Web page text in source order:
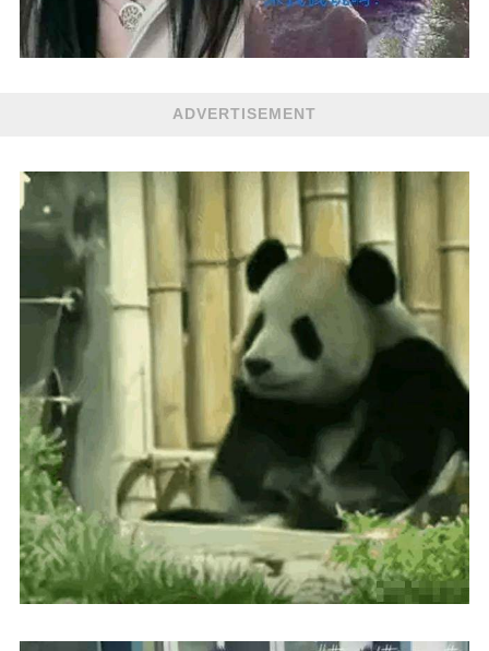
ADVERTISEMENT